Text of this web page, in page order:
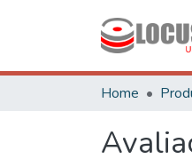
Home